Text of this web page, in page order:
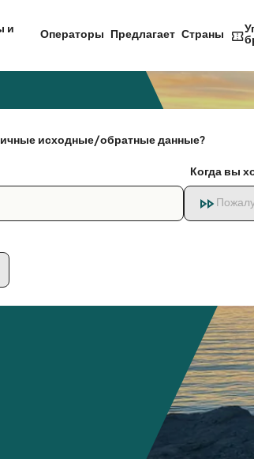
и
Операторы Предлагает Страны
исходные/обратные данные?
Когда вы